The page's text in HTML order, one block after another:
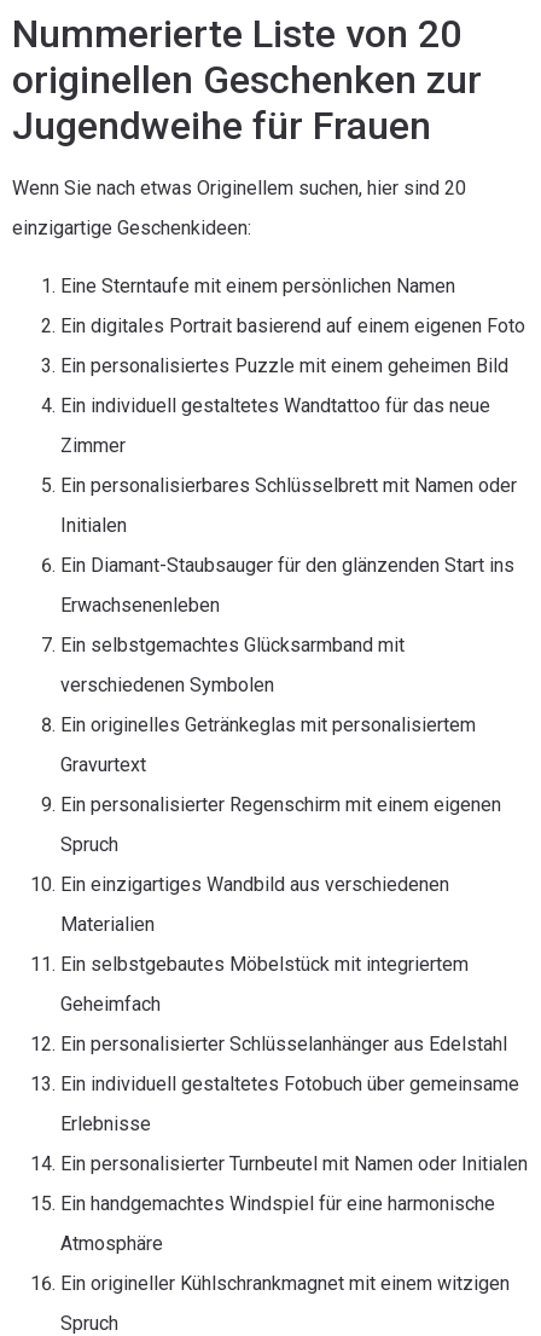
Nummerierte Liste von 20
originellen Geschenken zur
Jugendweihe für Frauen
Wenn Sie nach etwas Originellem suchen, hier sind 20
einzigartige Geschenkideen:
Eine Sterntaufe mit einem persönlichen Namen
Ein digitales Portrait basierend auf einem eigenen Foto
Ein personalisiertes Puzzle mit einem geheimen Bild
Ein individuell gestaltetes Wandtattoo für das neue
Zimmer
Ein personalisierbares Schlüsselbrett mit Namen oder
Initialen
Ein Diamant-Staubsauger für den glänzenden Start ins
Erwachsenenleben
Ein selbstgemachtes Glücksarmband mit
verschiedenen Symbolen
Ein originelles Getränkeglas mit personalisiertem
Gravurtext
Ein personalisierter Regenschirm mit einem eigenen
Spruch
Ein einzigartiges Wandbild aus verschiedenen
Materialien
Ein selbstgebautes Möbelstück mit integriertem
Geheimfach
Ein personalisierter Schlüsselanhänger aus Edelstahl
Ein individuell gestaltetes Fotobuch über gemeinsame
Erlebnisse
Ein personalisierter Turnbeutel mit Namen oder Initialen
Ein handgemachtes Windspiel für eine harmonische
Atmosphäre
Ein origineller Kühlschrankmagnet mit einem witzigen
Spruch